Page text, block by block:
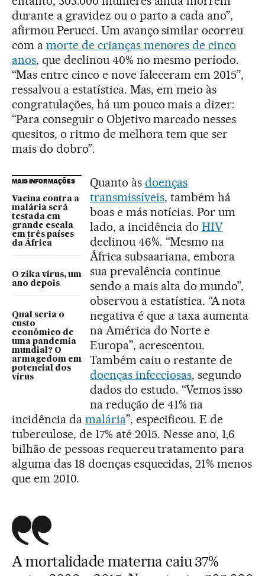
durante a gravidez ou o parto a cada ano”,
afirmou Perucci. Um avanço similar ocorreu
com a morte de crianças menores de cinco
anos, que declinou 40% no mesmo período.
“Mas entre cinco e nove faleceram em 2015”,
ressalvou a estatística. Mas, em meio às
congratulações, há um pouco mais a dizer:
“Para conseguir o Objetivo marcado nesses
quesitos, o ritmo de melhora tem que ser
mais do dobro”.
MAIS INFORMAÇÕES
Vacina contra a
malária será
testada em
grande escala
em três países
da África
O zika vírus, um
ano depois
Qual seria o
custo
econômico de
uma pandemia
mundial? O
armagedom em
potencial dos
vírus
Quanto às doenças
transmissíveis, também há
boas e más notícias. Por um
lado, a incidência do HIV
declinou 46%. “Mesmo na
África subsaariana, embora
sua prevalência continue
sendo a mais alta do mundo”,
observou a estatística. “A nota
negativa é que a taxa aumenta
na América do Norte e
Europa”, acrescentou.
Também caiu o restante de
doenças infecciosas, segundo
dados do estudo. “Vemos isso
na redução de 41% na
incidência da malária”, especificou. E de
tuberculose, de 17% até 2015. Nesse ano, 1,6
bilhão de pessoas requereu tratamento para
alguma das 18 doenças esquecidas, 21% menos
que em 2010.
A mortalidade materna caiu 37%